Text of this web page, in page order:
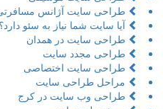
طراحی سایت آژانس مسافرتی
آیا سایت شما نیاز به سئو دارد؟
طراحی سایت در همدان
طراحی مجدد سایت
طراحی سایت اختصاصی
مراحل طراحی سایت
طراحی وب سایت در کرج